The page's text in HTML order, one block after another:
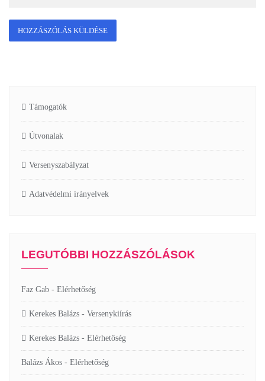
Támogatók
Útvonalak
Versenyszabályzat
Adatvédelmi irányelvek
LEGUTÓBBI HOZZÁSZÓLÁSOK
Faz Gab - Elérhetőség
Kerekes Balázs - Versenykiírás
Kerekes Balázs - Elérhetőség
Balázs Ákos - Elérhetőség